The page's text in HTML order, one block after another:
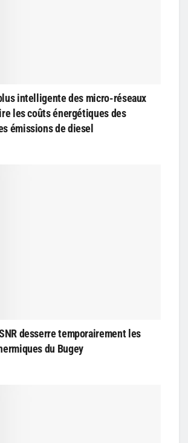
intelligente des micro-réseaux
les coûts énergétiques des
émissions de diesel
desserre temporairement les
du Bugey